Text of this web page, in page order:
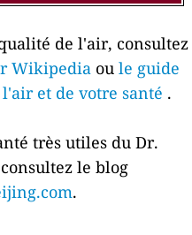
de l'air, consultez
Wikipedia ou le guide
et de votre santé .
très utiles du Dr.
le blog
.